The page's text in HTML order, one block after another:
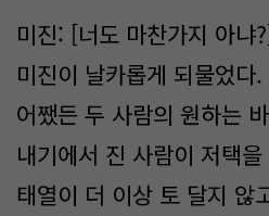
미진: [너도 마찬가지 아냐
미진이 날카롭게 되물었다.
어쨌든 두 사람의 원하는
내기에서 진 사람이 저택
태열이 더 이상 토 달지 않